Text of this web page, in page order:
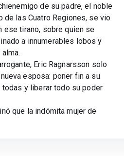
de su padre, el noble
de las Cuatro Regiones, se vio
ese tirano, sobre quien se
a innumerables lobos y
Eric Ragnarsson solo
esposa: poner fin a su
y liberar todo su poder
que la indómita mujer de